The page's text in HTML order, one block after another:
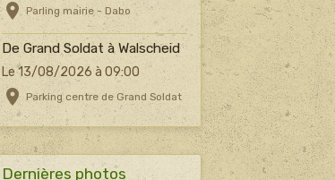
Parling mairie - Dabo
De Grand Soldat à Walscheid
Le 13/08/2026 à 09:00
Parking centre de Grand Soldat
Dernières photos